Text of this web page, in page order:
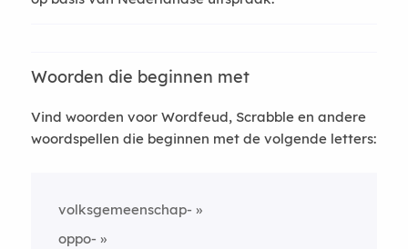
Woorden die beginnen met
Vind woorden voor Wordfeud, Scrabble en andere
woordspellen die beginnen met de volgende letters:
volksgemeenschap-
oppo-